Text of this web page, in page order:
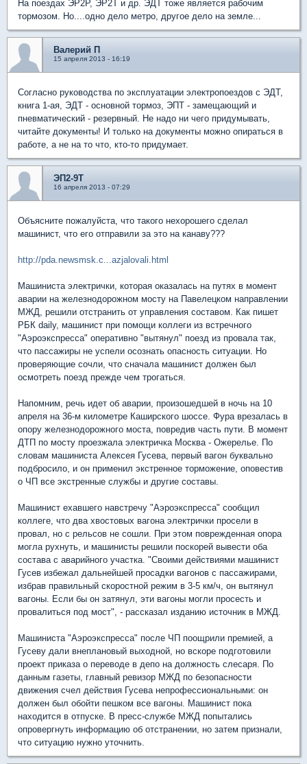
На поездах ЭР2Р, ЭР2Т и др. ЭДТ тоже является рабочим
тормозом. Но....одно дело метро, другое дело на земле...
Валерий П
15 апреля 2013 - 16:19
Согласно руководства по эксплуатации электропоездов с ЭДТ,
книга 1-ая, ЭДТ - основной тормоз, ЭПТ - замещающий и
пневматический - резервный. Не надо ни чего придумывать,
читайте документы! И только на документы можно опираться в
работе, а не на то что, кто-то придумает.
ЭП2-9Т
16 апреля 2013 - 07:29
Объясните пожалуйста, что такого нехорошего сделал
машинист, что его отправили за это на канаву???
http://pda.newsmsk.c...azjalovali.html
Машиниста электрички, которая оказалась на путях в момент
аварии на железнодорожном мосту на Павелецком направлении
МЖД, решили отстранить от управления составом. Как пишет
РБК daily, машинист при помощи коллеги из встречного
"Аэроэкспресса" оперативно "вытянул" поезд из провала так,
что пассажиры не успели осознать опасность ситуации. Но
проверяющие сочли, что сначала машинист должен был
осмотреть поезд прежде чем трогаться.
Напомним, речь идет об аварии, произошедшей в ночь на 10
апреля на 36-м километре Каширского шоссе. Фура врезалась в
опору железнодорожного моста, повредив часть пути. В момент
ДТП по мосту проезжала электричка Москва - Ожерелье. По
словам машиниста Алексея Гусева, первый вагон буквально
подбросило, и он применил экстренное торможение, оповестив
о ЧП все экстренные службы и другие составы.
Машинист ехавшего навстречу "Аэроэкспресса" сообщил
коллеге, что два хвостовых вагона электрички просели в
провал, но с рельсов не сошли. При этом поврежденная опора
могла рухнуть, и машинисты решили поскорей вывести оба
состава с аварийного участка. "Своими действиями машинист
Гусев избежал дальнейшей просадки вагонов с пассажирами,
избрав правильный скоростной режим в 3-5 км/ч, он вытянул
вагоны. Если бы он затянул, эти вагоны могли просесть и
провалиться под мост", - рассказал изданию источник в МЖД.
Машиниста "Аэроэкспресса" после ЧП поощрили премией, а
Гусеву дали внеплановый выходной, но вскоре подготовили
проект приказа о переводе в депо на должность слесаря. По
данным газеты, главный ревизор МЖД по безопасности
движения счел действия Гусева непрофессиональными: он
должен был обойти пешком все вагоны. Машинист пока
находится в отпуске. В пресс-службе МЖД попытались
опровергнуть информацию об отстранении, но затем признали,
что ситуацию нужно уточнить.